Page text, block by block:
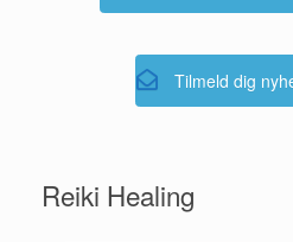
Tilmeld dig
Reiki Healing